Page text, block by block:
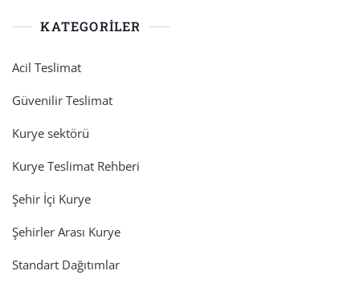
KATEGORILER
Acil Teslimat
Güvenilir Teslimat
Kurye sektörü
Kurye Teslimat Rehberi
Şehir İçi Kurye
Şehirler Arası Kurye
Standart Dağıtımlar